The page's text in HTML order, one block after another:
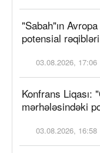
"Sabah"ın
potensial
03.08.2026, 17:06
Konfrans Liqası:
mərhələsindəki
03.08.2026, 16:58